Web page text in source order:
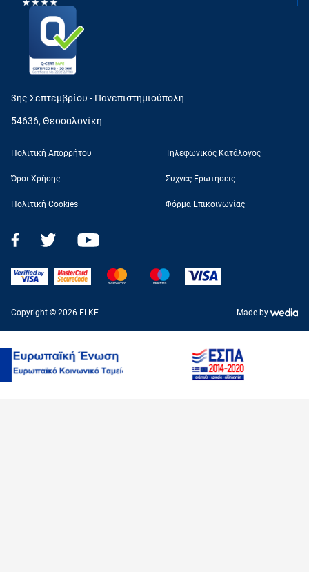
3ης Σεπτεμβρίου - Πανεπιστημιούπολη
54636, Θεσσαλονίκη
Πολιτική Απορρήτου
Όροι Χρήσης
Πολιτική Cookies
Τηλεφωνικός Κατάλογος
Συχνές Ερωτήσεις
Φόρμα Επικοινωνίας
Copyright © 2026 ELKE Made by